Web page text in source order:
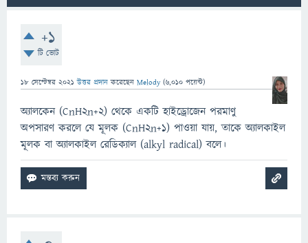
+1
টি ভোট
18 সেপ্টেম্বর 2021 উত্তর প্রদান করেছেন Melody (6,010 পয়েন্ট)
অ্যালকেন (CnH2n+2) থেকে একটি হাইড্রোজেন পরমাণু
অপসারণ করলে যে মূলক (CnH2n+1) পাওয়া যায়, তাকে অ্যালকাইল
মূলক বা অ্যালকাইল রেডিক্যাল (alkyl radical) বলে।